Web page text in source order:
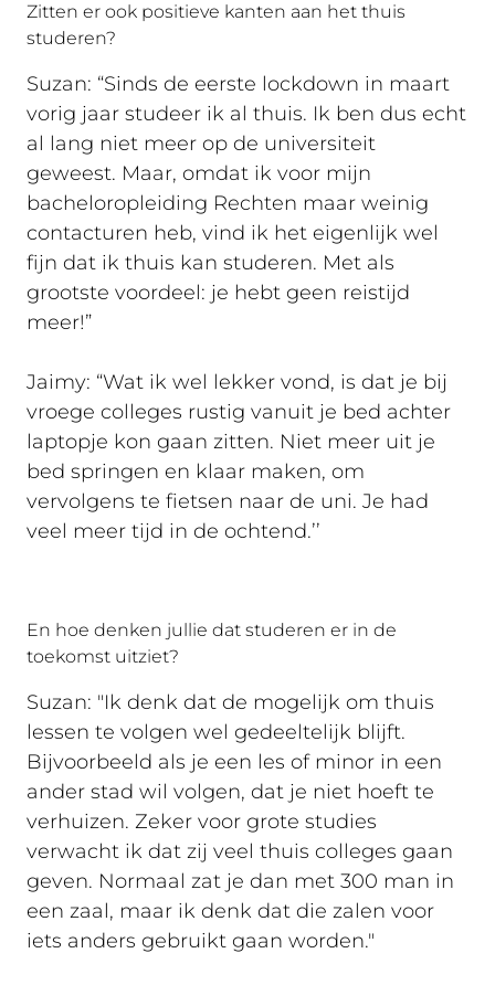
Zitten er ook positieve kanten aan het thuis
studeren?
Suzan: “Sinds de eerste lockdown in maart
vorig jaar studeer ik al thuis. Ik ben dus echt
al lang niet meer op de universiteit
geweest. Maar, omdat ik voor mijn
bacheloropleiding Rechten maar weinig
contacturen heb, vind ik het eigenlijk wel
fijn dat ik thuis kan studeren. Met als
grootste voordeel: je hebt geen reistijd
meer!”
Jaimy: “Wat ik wel lekker vond, is dat je bij
vroege colleges rustig vanuit je bed achter
laptopje kon gaan zitten. Niet meer uit je
bed springen en klaar maken, om
vervolgens te fietsen naar de uni. Je had
veel meer tijd in de ochtend.’’
En hoe denken jullie dat studeren er in de
toekomst uitziet?
Suzan: "Ik denk dat de mogelijk om thuis
lessen te volgen wel gedeeltelijk blijft.
Bijvoorbeeld als je een les of minor in een
ander stad wil volgen, dat je niet hoeft te
verhuizen. Zeker voor grote studies
verwacht ik dat zij veel thuis colleges gaan
geven. Normaal zat je dan met 300 man in
een zaal, maar ik denk dat die zalen voor
iets anders gebruikt gaan worden."